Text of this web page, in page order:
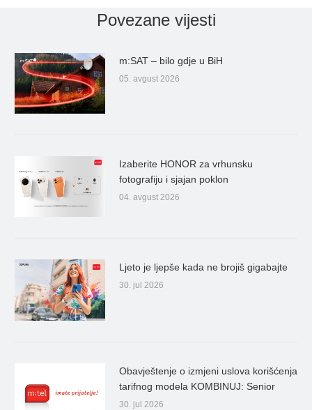
Povezane vijesti
m:SAT – bilo gdje u BiH
05. avgust 2026
Izaberite HONOR za vrhunsku
fotografiju i sjajan poklon
04. avgust 2026
Ljeto je ljepše kada ne brojiš gigabajte
30. jul 2026
Obavještenje o izmjeni uslova korišćenja
tarifnog modela KOMBINUJ: Senior
30. jul 2026